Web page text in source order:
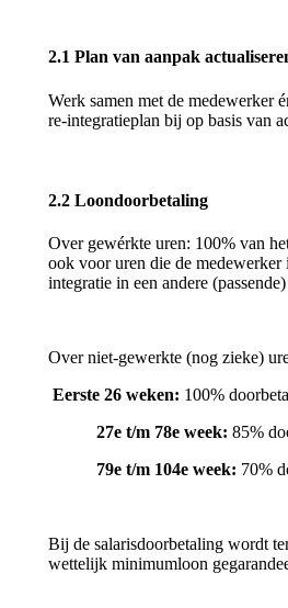
2.1 Plan van aanpak
Werk samen met de medewerker
re‑integratieplan bij op basis van
2.2 Loondoorbetaling
Over gewérkte uren: 100% van
ook voor uren die de medewerker
integratie in een andere
Over niet‑gewerkte (nog zieke)
Eerste 26 weken: 100%
27e t/m 78e week: 85%
79e t/m 104e week: 70%
Bij de salarisdoorbetaling wordt
wettelijk minimumloon